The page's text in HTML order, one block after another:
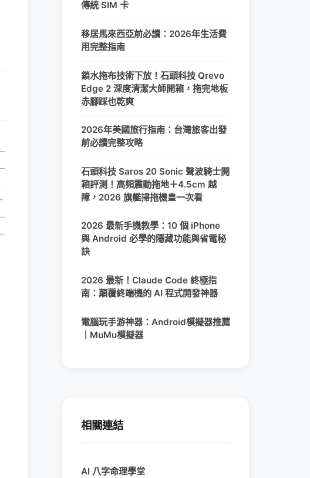
傳統 SIM 卡
移居馬來西亞前必讀：2026年生活費
用完整指南
鎖水拖布技術下放！石頭科技 Qrevo
Edge 2 深度清潔大師開箱，拖完地板
赤腳踩也乾爽
2026年美國旅行指南：台灣旅客出發
前必讀完整攻略
石頭科技 Saros 20 Sonic 聲波騎士開
箱評測！高頻震動拖地＋4.5cm 越
障，2026 旗艦掃拖機皇一次看
2026 最新手機教學：10 個 iPhone
與 Android 必學的隱藏功能與省電秘
訣
2026 最新！Claude Code 終極指
南：顛覆終端機的 AI 程式開發神器
電腦玩手游神器：Android模擬器推薦
｜MuMu模擬器
相關連結
AI 八字命理學堂